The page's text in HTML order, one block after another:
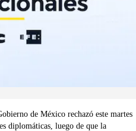
de México rechazó este martes
diplomáticas, luego de que la